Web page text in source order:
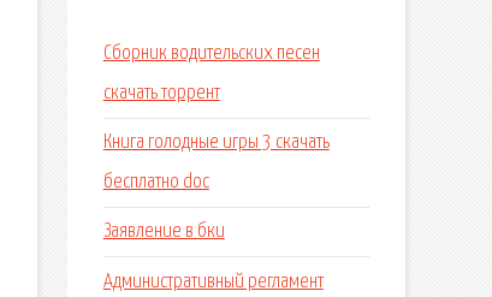
Сборник водительских песен
скачать торрент
Книга голодные игры 3 скачать
бесплатно doc
Заявление в бки
Административный регламент